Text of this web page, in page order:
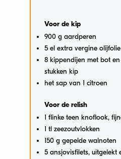
Voor de kip
900 g aardperen
5 el extra vergine olijfolie
8 kippendijen met bot
stukken kip
het sap van 1 citroen
Voor de relish
1 flinke teen knoflook,
1 tl zeezoutvlokken
150 g gepelde walnoten
5 ansjovisfilets, uitgelekt